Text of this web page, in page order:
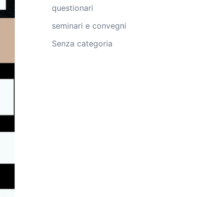
questionari
seminari e convegni
Senza categoria